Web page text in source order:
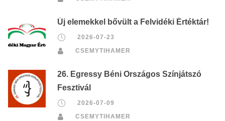
Új elemekkel bővült a Felvidéki Értéktár!
2026-07-23
CSEMYTIHAMER
26. Egressy Béni Országos Színjátszó
Fesztivál
2026-07-09
CSEMYTIHAMER